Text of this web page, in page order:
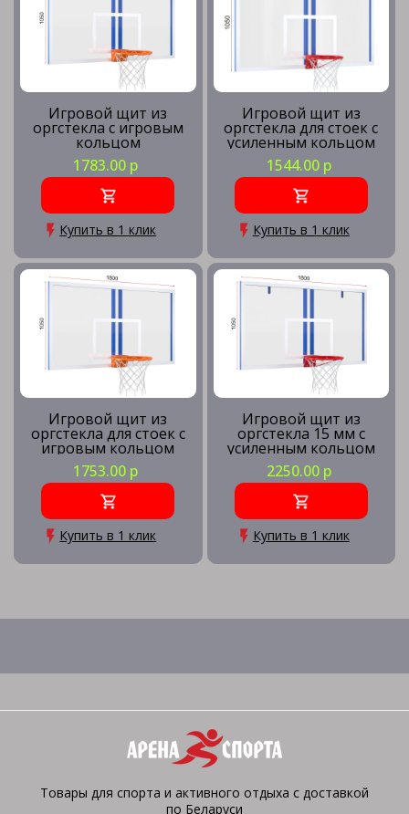
Игровой щит из
оргстекла с игровым
кольцом
1783.00 р
Купить в 1 клик
Игровой щит из
оргстекла для стоек с
усиленным кольцом
1544.00 р
Купить в 1 клик
Игровой щит из
оргстекла для стоек с
игровым кольцом
1753.00 р
Купить в 1 клик
Игровой щит из
оргстекла 15 мм с
усиленным кольцом
2250.00 р
Купить в 1 клик
Товары для спорта и активного отдыха с доставкой
по Беларуси